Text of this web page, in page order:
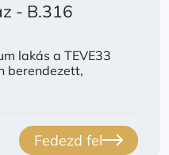
- B.316
lakás a TEVE33
berendezett,
Fedezd fel